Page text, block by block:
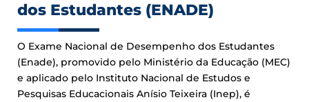
dos Estudantes (ENADE)
O Exame Nacional de Desempenho dos Estudantes
(Enade), promovido pelo Ministério da Educação (MEC)
e aplicado pelo Instituto Nacional de Estudos e
Pesquisas Educacionais Anísio Teixeira (Inep), é